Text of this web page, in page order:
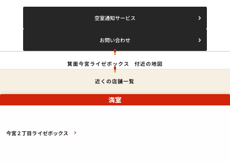
空室通知サービス
お問い合わせ
箕面今宮ライゼボックス 付近の地図
近くの店舗一覧
今宮２丁目ライゼボックス
満室